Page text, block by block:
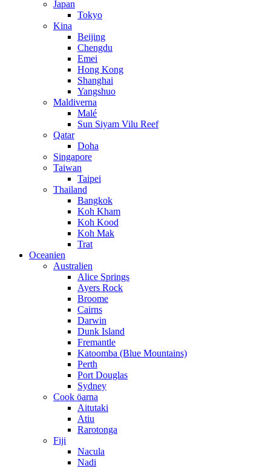
Japan
Tokyo
Kina
Beijing
Chengdu
Emei
Hong Kong
Shanghai
Yangshuo
Maldiverna
Malé
Sun Siyam Vilu Reef
Qatar
Doha
Singapore
Taiwan
Taipei
Thailand
Bangkok
Koh Kham
Koh Kood
Koh Mak
Trat
Oceanien
Australien
Alice Springs
Ayers Rock
Broome
Cairns
Darwin
Dunk Island
Fremantle
Katoomba (Blue Mountains)
Perth
Port Douglas
Sydney
Cook öarna
Aitutaki
Atiu
Rarotonga
Fiji
Nacula
Nadi